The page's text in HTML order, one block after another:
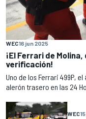
WEC16 jun 2025
¡El Ferrari de
verificación!
Uno de los Ferrari 499P,
alerón trasero en las 24
WEC